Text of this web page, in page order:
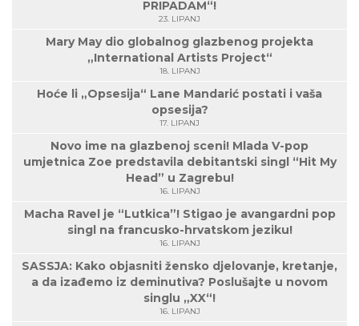
PRIPADAM“!
23. LIPANJ
Mary May dio globalnog glazbenog projekta
„International Artists Project“
18. LIPANJ
Hoće li „Opsesija“ Lane Mandarić postati i vaša
opsesija?
17. LIPANJ
Novo ime na glazbenoj sceni! Mlada V-pop
umjetnica Zoe predstavila debitantski singl “Hit My
Head” u Zagrebu!
16. LIPANJ
Macha Ravel je “Lutkica”! Stigao je avangardni pop
singl na francusko-hrvatskom jeziku!
16. LIPANJ
SASSJA: Kako objasniti žensko djelovanje, kretanje,
a da izađemo iz deminutiva? Poslušajte u novom
singlu „XX“!
16. LIPANJ